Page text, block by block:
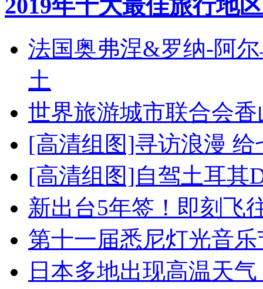
2019年十大最佳旅行地区
法国奥弗涅&罗纳-阿
土
世界旅游城市联合会
[高清组图]寻访浪漫
[高清组图]自驾土耳其
新出台5年签！即刻飞
第十一届悉尼灯光音
日本多地出现高温天